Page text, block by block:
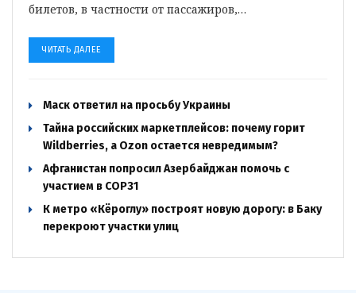
билетов, в частности от пассажиров,…
ЧИТАТЬ ДАЛЕЕ
Маск ответил на просьбу Украины
Тайна российских маркетплейсов: почему горит
Wildberries, а Ozon остается невредимым?
Афганистан попросил Азербайджан помочь с
участием в COP31
К метро «Кёроглу» построят новую дорогу: в Баку
перекроют участки улиц